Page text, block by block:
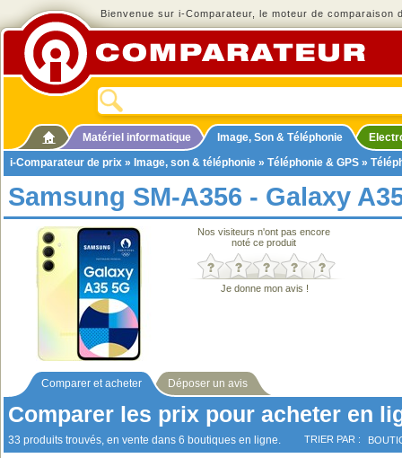
Bienvenue sur i-Comparateur, le moteur de comparaison
Matériel informatique Image, Son & Téléphonie
i-Comparateur de prix » Image, son & téléphonie » Téléphonie & GPS »
Samsung SM-A356 - Galaxy
Nos visiteurs n'ont pas encore
noté ce produit
Je donne mon avis !
Comparer et acheter Déposer un avis
Comparer les prix pour acheter en
33 produits trouvés, en vente dans 6 boutiques en ligne. TRIER PAR :